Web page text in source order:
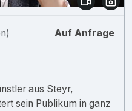
Auf Anfrage
aus Steyr,
sein Publikum in ganz